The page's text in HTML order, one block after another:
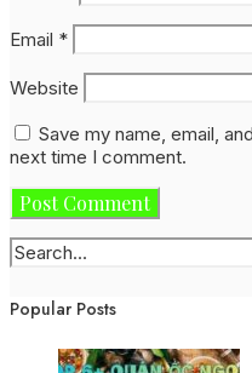
Email *
Website
Save my name, email,
next time I comment.
Popular Posts